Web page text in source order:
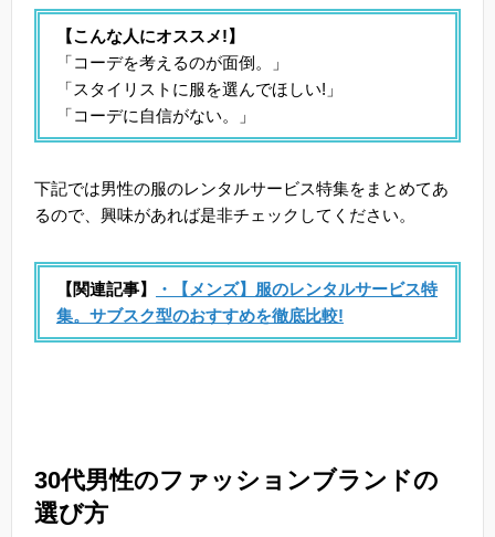
【こんな人にオススメ!】
「コーデを考えるのが面倒。」
「スタイリストに服を選んでほしい!」
「コーデに自信がない。」
下記では男性の服のレンタルサービス特集をまとめてあ
るので、興味があれば是非チェックしてください。
【関連記事】
・【メンズ】服のレンタルサービス特
集。サブスク型のおすすめを徹底比較!
30代男性のファッションブランドの
選び方